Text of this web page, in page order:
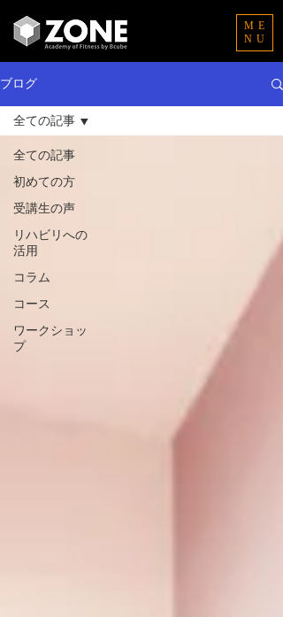
ME
NU
ブログ
全ての記事
初めての方
受講生の声
リハビリへの
活用
コラム
コース
ワークショッ
プ
全ての記事